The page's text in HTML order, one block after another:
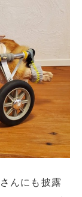
んにも披露